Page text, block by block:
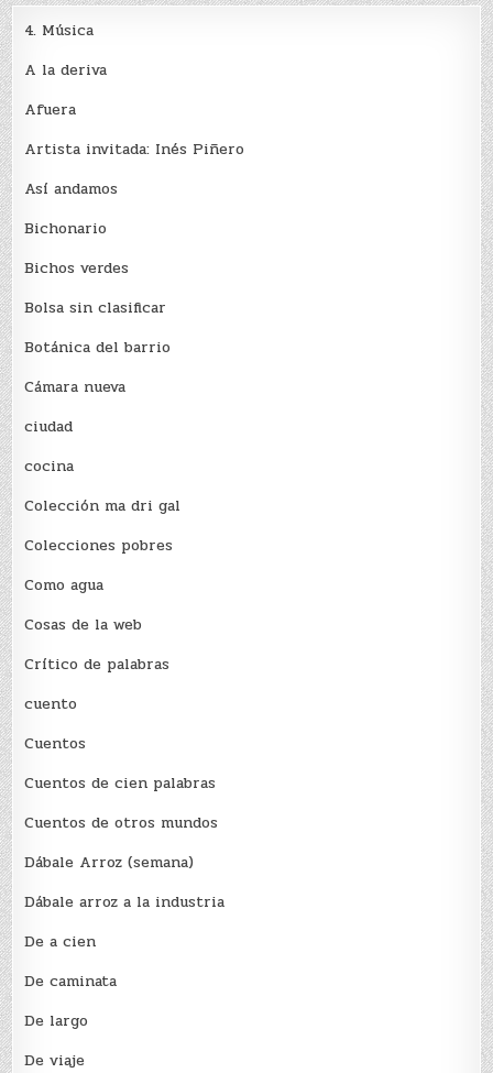
4. Música
A la deriva
Afuera
Artista invitada: Inés Piñero
Así andamos
Bichonario
Bichos verdes
Bolsa sin clasificar
Botánica del barrio
Cámara nueva
ciudad
cocina
Colección ma dri gal
Colecciones pobres
Como agua
Cosas de la web
Crítico de palabras
cuento
Cuentos
Cuentos de cien palabras
Cuentos de otros mundos
Dábale Arroz (semana)
Dábale arroz a la industria
De a cien
De caminata
De largo
De viaje